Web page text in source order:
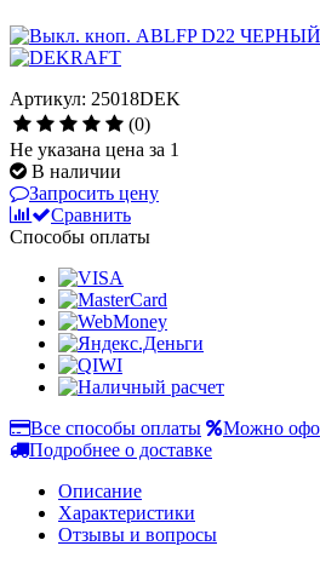
Артикул: 25018DEK
(0)
Не указана цена за 1
В наличии
Запросить цену
Сравнить
Способы оплаты
Все способы оплаты
Можно
Подробнее о доставке
Описание
Характеристики
Отзывы и вопросы